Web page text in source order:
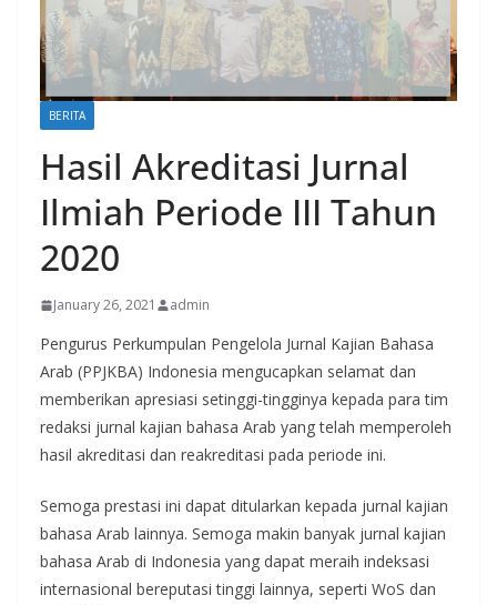
BERITA
Hasil Akreditasi Jurnal
Ilmiah Periode III Tahun
2020
January 26, 2021 admin
Pengurus Perkumpulan Pengelola Jurnal Kajian Bahasa
Arab (PPJKBA) Indonesia mengucapkan selamat dan
memberikan apresiasi setinggi-tingginya kepada para tim
redaksi jurnal kajian bahasa Arab yang telah memperoleh
hasil akreditasi dan reakreditasi pada periode ini.
Semoga prestasi ini dapat ditularkan kepada jurnal kajian
bahasa Arab lainnya. Semoga makin banyak jurnal kajian
bahasa Arab di Indonesia yang dapat meraih indeksasi
internasional bereputasi tinggi lainnya, seperti WoS dan